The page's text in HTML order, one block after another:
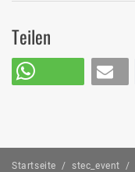
Teilen
Startseite / stec_event /